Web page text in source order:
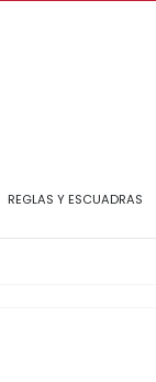
REGLAS Y ESCUADRAS